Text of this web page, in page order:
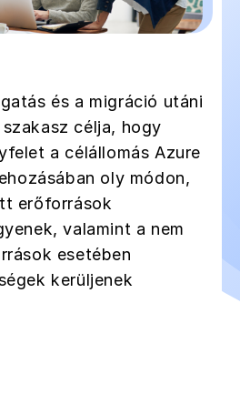
és a migráció utáni
célja, hogy
a célállomás Azure
oly módon,
erőforrások
valamint a nem
esetében
kerüljenek